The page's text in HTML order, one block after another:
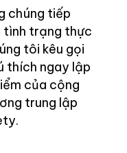
chúng tiếp
tình trạng thực
tôi kêu gọi
thích ngay lập
của cộng
trung lập